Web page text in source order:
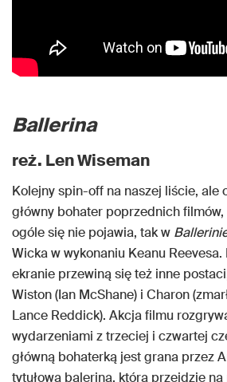
Ballerina
reż. Len Wiseman
Kolejny spin-off na naszej liście, ale
główny bohater poprzednich
ogóle się nie pojawia, tak w
Wicka w wykonaniu Keanu
ekranie przewiną się też inne
Wiston (Ian McShane) i Charon
Lance Reddick). Akcja filmu
wydarzeniami z trzeciej i czwartej
główną bohaterką jest grana przez
tytułowa balerina, która przejdzie